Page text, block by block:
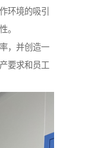
环境的吸引
。
，并创造一
要求和员工